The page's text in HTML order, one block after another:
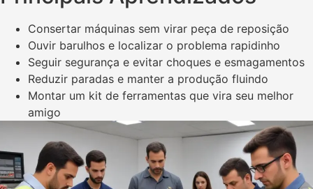
Consertar máquinas sem virar peça de reposição
Ouvir barulhos e localizar o problema rapidinho
Seguir segurança e evitar choques e esmagamentos
Reduzir paradas e manter a produção fluindo
Montar um kit de ferramentas que vira seu melhor
amigo